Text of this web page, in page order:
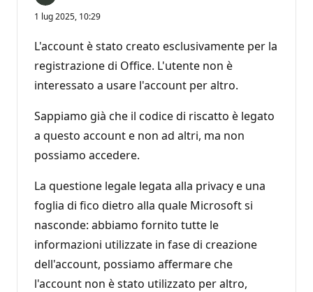
1 lug 2025, 10:29
L'account è stato creato esclusivamente per la
registrazione di Office. L'utente non è
interessato a usare l'account per altro.
Sappiamo già che il codice di riscatto è legato
a questo account e non ad altri, ma non
possiamo accedere.
La questione legale legata alla privacy e una
foglia di fico dietro alla quale Microsoft si
nasconde: abbiamo fornito tutte le
informazioni utilizzate in fase di creazione
dell'account, possiamo affermare che
l'account non è stato utilizzato per altro,